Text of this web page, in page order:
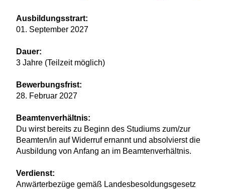
Ausbildungsstrart:
01. September 2027
Dauer:
3 Jahre (Teilzeit möglich)
Bewerbungsfrist:
28. Februar 2027
Beamtenverhältnis:
Du wirst bereits zu Beginn des Studiums zum/zur
Beamten/in auf Widerruf ernannt und absolvierst die
Ausbildung von Anfang an im Beamtenverhältnis.
Verdienst:
Anwärterbezüge gemäß Landesbesoldungsgesetz